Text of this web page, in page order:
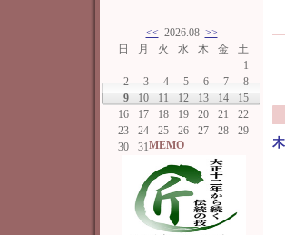
<< 2026.08 >>
日
2
9
16
23
30
月
3
10
17
24
31
火
4
11
18
25
水
5
12
19
26
木
6
13
20
27
金
7
14
21
28
土
1
8
15
22
29
MEMO